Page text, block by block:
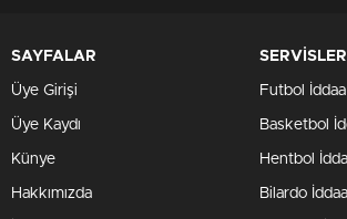
SAYFALAR
Üye Girişi
Üye Kaydı
Künye
Hakkımızda
SERVİSLER
Futbol İddaa
Basketbol
Hentbol
Bilardo İddaa